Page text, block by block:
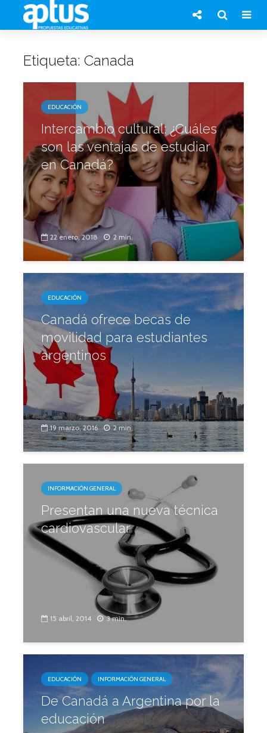
Etiqueta: Canada
EDUCACIÓN
Intercambio cultural: ¿Cuáles
son las ventajas de estudiar
en Canadá?
22 enero, 2018 2 min.
EDUCACIÓN
Canadá ofrece becas de
movilidad para estudiantes
argentinos
19 marzo, 2016 2 min.
INFORMACIÓN GENERAL
Presentan una nueva técnica
cardiovascular
15 abril, 2014 3 min.
EDUCACIÓN INFORMACIÓN GENERAL
De Canadá a Argentina por la
educación